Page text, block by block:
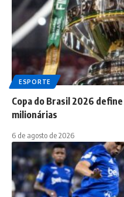
ESPORTE
Copa do Brasil 2026
milionárias
6 de agosto de 2026